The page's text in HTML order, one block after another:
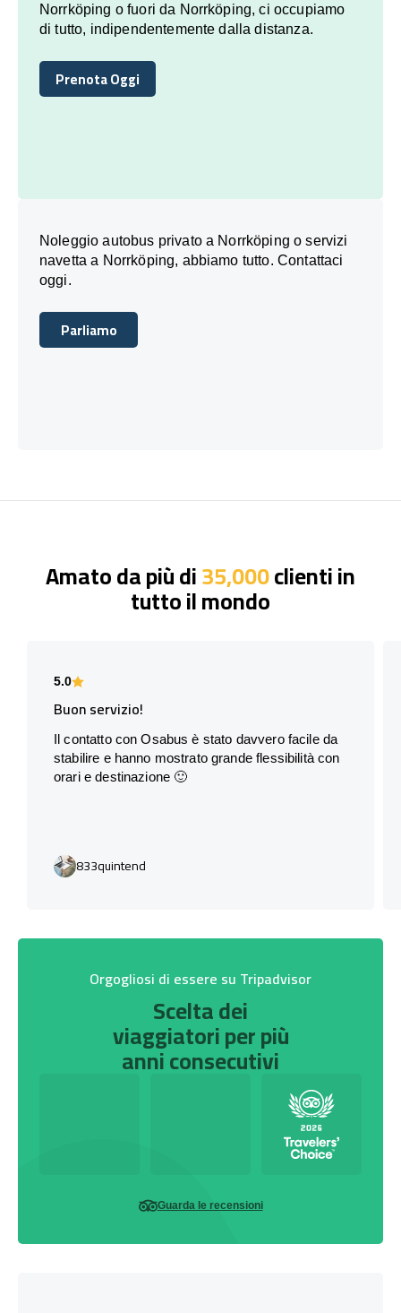
Norrköping o fuori da Norrköping, ci occupiamo
di tutto, indipendentemente dalla distanza.
Prenota Oggi
Prenota Oggi
Noleggio autobus privato a Norrköping o servizi
navetta a Norrköping, abbiamo tutto. Contattaci
oggi.
Parliamo
Parliamo
Amato da più di35,000clienti in
tutto il mondo
5.0
Buon servizio!
Il contatto con Osabus è stato davvero facile da
stabilire e hanno mostrato grande flessibilità con
orari e destinazione 🙂
833quintend
Orgogliosi di essere su Tripadvisor
Scelta dei
viaggiatori per più
anni consecutivi
Guarda le recensioni